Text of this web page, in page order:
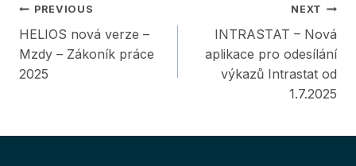
Post
navigation
PREVIOUS
HELIOS nová verze –
Mzdy – Zákoník práce
2025
NEXT
INTRASTAT – Nová
aplikace pro odesílání
výkazů Intrastat od
1.7.2025